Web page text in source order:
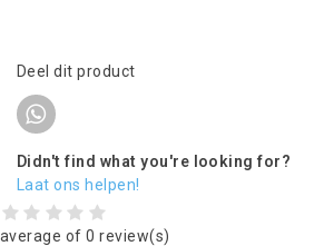
Deel dit product
Didn't find what you're looking for?
Laat ons helpen!
average of 0 review(s)